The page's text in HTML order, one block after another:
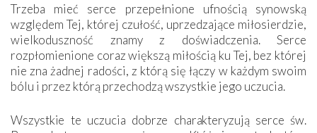
Trzeba mieć serce przepełnione ufnością synowską
względem Tej, której czułość, uprzedzające miłosierdzie,
wielkoduszność znamy z doświadczenia. Serce
rozpłomienione coraz większą miłością ku Tej, bez której
nie zna żadnej radości, z którą się łączy w każdym swoim
bólu i przez którą przechodzą wszystkie jego uczucia.
Wszystkie te uczucia dobrze charakteryzują serce św.